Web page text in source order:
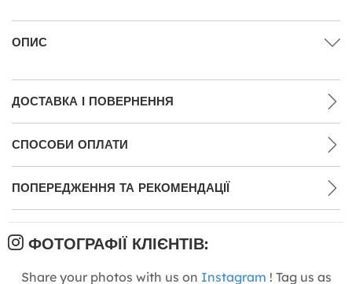
ОПИС
ДОСТАВКА І ПОВЕРНЕННЯ
СПОСОБИ ОПЛАТИ
ПОПЕРЕДЖЕННЯ ТА РЕКОМЕНДАЦІЇ
ФОТОГРАФІЇ КЛІЄНТІВ:
Share your photos with us on Instagram ! Tag us as